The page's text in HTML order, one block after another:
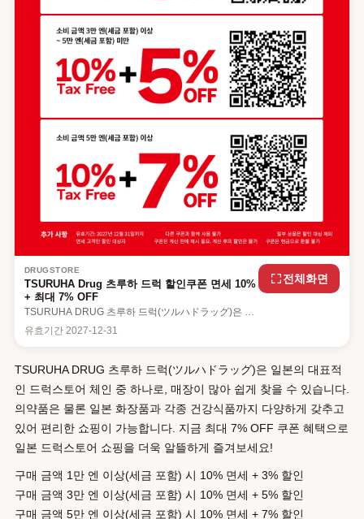
DRUGSTORE
TSURUHA Drug 츠루하 드럭 할인쿠폰 면세 10%
+ 최대 7% OFF
TSURUHA DRUG 츠루하 드럭(ツルハドラッグ)은 일
본의 대표적인 드럭스토어 체인 중 하나로, 매장이 많아
쉽게 찾을 수 있습니다. 의약품은 물론 일본 화장품과
드럭스토어 쇼핑을 더욱 알뜰하게 즐겨보세요!
전체화면
유효기간 2027-12-31
TSURUHA DRUG 츠루하 드럭(ツルハドラッグ)은 일본의 대표적
인 드럭스토어 체인 중 하나로, 매장이 많아 쉽게 찾을 수 있습니다.
의약품은 물론 일본 화장품과 각종 건강식품까지 다양하게 갖추고
있어 편리한 쇼핑이 가능합니다. 지금 최대 7% OFF 쿠폰 혜택으로
일본 드럭스토어 쇼핑을 더욱 알뜰하게 즐겨보세요!
구매 금액 1만 엔 이상(세금 포함) 시 10% 면세 + 3% 할인
구매 금액 3만 엔 이상(세금 포함) 시 10% 면세 + 5% 할인
구매 금액 5만 엔 이상(세금 포함) 시 10% 면세 + 7% 할인